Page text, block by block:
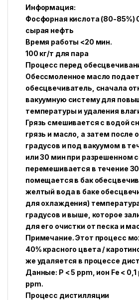
Информация:
Фосфорная кислота (80-85%)
сырая нефть
Время работы <20 мин.
100 кг/т для пара
Процесс перед
Обессмоленное масло
обесцвечиватель, сначала
вакуумную систему для
температуры и удаления
Грязь смешивается с водой
грязь и масло, а затем после
градусов и под вакуумом в
или 30 мин при разрешенном
перемешивается в течение
помещается в бак
желтый вода в баке
для охлаждения)
градусов и выше, которое
для его очистки от песка и
Примечание. Этот процесс
40% красного цвета /
же удаляется в процессе
Данные: P < 5 ppm, ион Fe < 0,1
ppm.
Процесс дистилляции